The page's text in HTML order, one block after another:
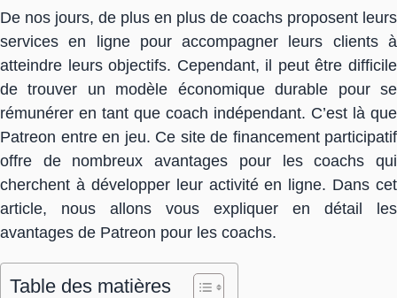
De nos jours, de plus en plus de coachs proposent leurs
services en ligne pour accompagner leurs clients à
atteindre leurs objectifs. Cependant, il peut être difficile
de trouver un modèle économique durable pour se
rémunérer en tant que coach indépendant. C’est là que
Patreon entre en jeu. Ce site de financement participatif
offre de nombreux avantages pour les coachs qui
cherchent à développer leur activité en ligne. Dans cet
article, nous allons vous expliquer en détail les
avantages de Patreon pour les coachs.
Table des matières